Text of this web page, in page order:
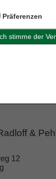
Präferenzen
Dr.
&
12